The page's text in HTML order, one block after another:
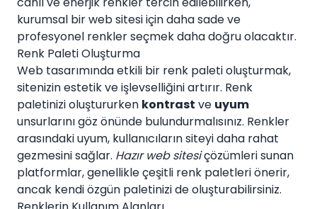
kurumsal bir web sitesi için daha sade ve
profesyonel renkler seçmek daha doğru olacaktır.
Renk Paleti Oluşturma
Web tasarımında etkili bir renk paleti oluşturmak,
sitenizin estetik ve işlevselliğini artırır. Renk
paletinizi oluştururken kontrast ve uyum
unsurlarını göz önünde bulundurmalısınız. Renkler
arasındaki uyum, kullanıcıların siteyi daha rahat
gezmesini sağlar. Hazır web sitesiçözümleri sunan
platformlar, genellikle çeşitli renk paletleri önerir,
ancak kendi özgün paletinizi de oluşturabilirsiniz.